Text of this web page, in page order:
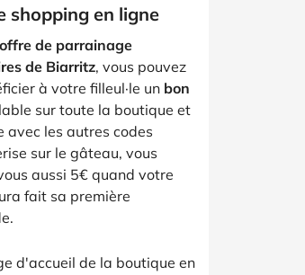
shopping en ligne
offre de parrainage
de Biarritz, vous pouvez
à votre filleul·le un bon
sur toute la boutique et
avec les autres codes
sur le gâteau, vous
aussi 5€ quand votre
fait sa première
d'accueil de la boutique en